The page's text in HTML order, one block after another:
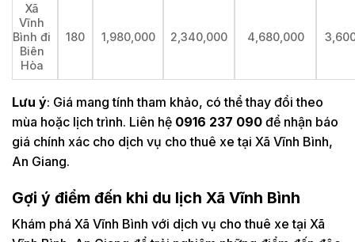
Xã
Vĩnh
Bình đi
Biên
Hòa
180 1,980,000 2,340,000 4,680,000
Lưu ý: Giá mang tính tham khảo, có thể thay đổi theo
mùa hoặc lịch trình. Liên hệ 0916 237 090 để nhận báo
giá chính xác cho dịch vụ cho thuê xe tại Xã Vĩnh Bình,
An Giang.
Gợi ý điểm đến khi du lịch Xã Vĩnh Bình
Khám phá Xã Vĩnh Bình với dịch vụ cho thuê xe tại Xã